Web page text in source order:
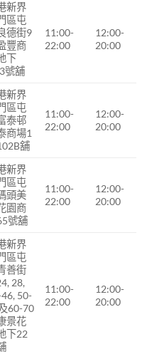
新界
區屯
德街9
豐商
下
號舖
11:00-
22:00
12:00-
20:00
新界
區屯
泰邨
商場1
舖
11:00-
22:00
12:00-
20:00
新界
區屯
頭美
園商
號舖
11:00-
22:00
12:00-
20:00
新界
區屯
善街
28,
50-
60-70
景花
下22
11:00-
22:00
12:00-
20:00